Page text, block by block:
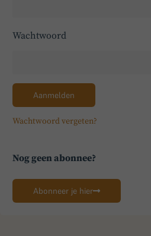
Wachtwoord
Aanmelden
Wachtwoord vergeten?
Nog geen abonnee?
Abonneer je hier